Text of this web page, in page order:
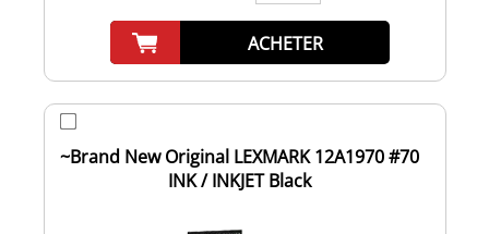
ACHETER
~Brand New Original LEXMARK 12A1970 #70
INK / INKJET Black